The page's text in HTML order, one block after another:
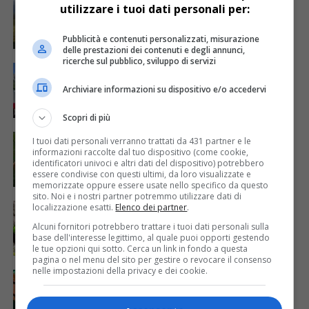
Infortunio durante un allenamento nel
CRONACA & ATTUALITÀ 6 anni fa
soccorsi se ne vanno da soli
CRONACA & ATTUALITÀ 6 anni fa
Cade per dieci metri lungo il ‘Cammino
Celeste’ a Taipana
CRONACA & ATTUALITÀ 6 anni fa
Precipita per cinquanta metri da Sella
Bilapec: morta una donna
CRONACA & ATTUALITÀ 6 anni fa
Smarrisce il sentiero scendendo dal Monte
Cuarnan: recuperato dal Cnsas
utilizzare i tuoi dati personali per:
Pubblicità e contenuti personalizzati, misurazione
delle prestazioni dei contenuti e degli annunci,
ricerche sul pubblico, sviluppo di servizi
Archiviare informazioni su dispositivo e/o accedervi
Scopri di più
I tuoi dati personali verranno trattati da 431 partner e le
informazioni raccolte dal tuo dispositivo (come cookie,
identificatori univoci e altri dati del dispositivo) potrebbero
essere condivise con questi ultimi, da loro visualizzate e
memorizzate oppure essere usate nello specifico da questo
sito. Noi e i nostri partner potremmo utilizzare dati di
localizzazione esatti. Elenco dei partner.
Alcuni fornitori potrebbero trattare i tuoi dati personali sulla
base dell'interesse legittimo, al quale puoi opporti gestendo
le tue opzioni qui sotto. Cerca un link in fondo a questa
pagina o nel menu del sito per gestire o revocare il consenso
nelle impostazioni della privacy e dei cookie.